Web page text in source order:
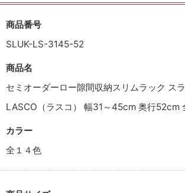
商品番号
SLUK-LS-3145-52
商品名
セミオーダーロー隙間収納スリムラック ス
LASCO（ラスコ） 幅31～45cm 奥行52cm
カラー
全１４色